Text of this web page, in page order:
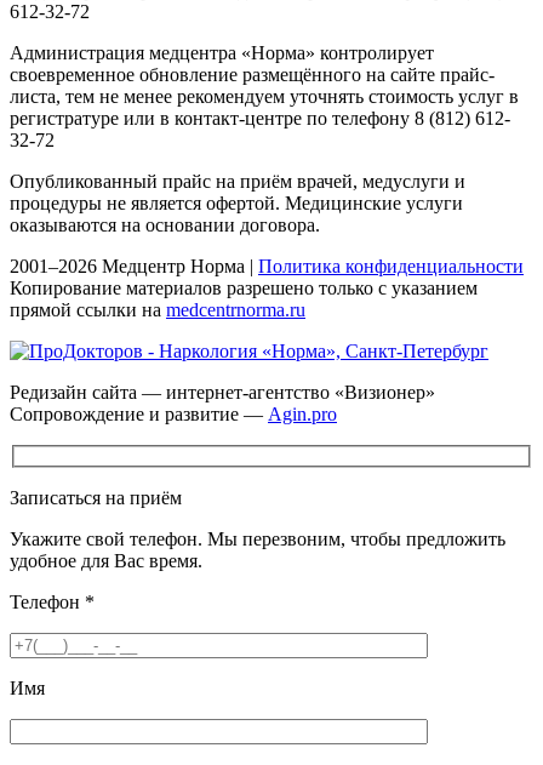
612-32-72
Администрация медцентра «Норма» контролирует
своевременное обновление размещённого на сайте прайс-
листа, тем не менее рекомендуем уточнять стоимость услуг в
регистратуре или в контакт-центре по телефону 8 (812) 612-
32-72
Опубликованный прайс на приём врачей, медуслуги и
процедуры не является офертой. Медицинские услуги
оказываются на основании договора.
2001–2026 Медцентр Норма | Политика конфиденциальности
Копирование материалов разрешено только с указанием
прямой ссылки на medcentrnorma.ru
Редизайн сайта — интернет-агентство «Визионер»
Сопровождение и развитие — Agin.pro
Записаться на приём
Укажите свой телефон. Мы перезвоним, чтобы предложить
удобное для Вас время.
Телефон *
Имя